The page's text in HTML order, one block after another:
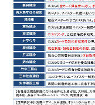
サポ
会社
会員
2. 管理者が建設資
一部を構成するも
第2条（規約の変更
本規約は、会員の
あります。変更内容
ちに全ての会員が